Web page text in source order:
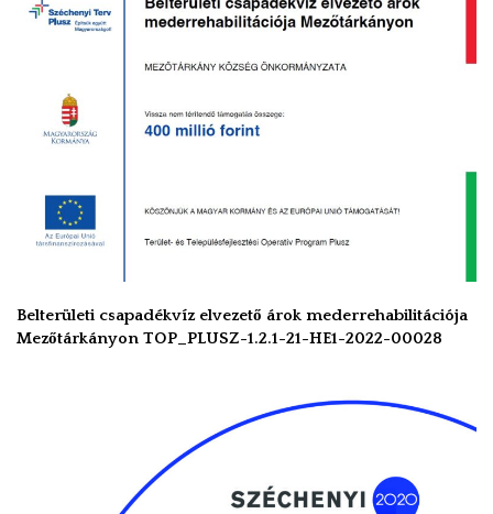
Belterületi csapadékvíz elvezető árok mederrehabilitációja
Mezőtárkányon TOP_PLUSZ-1.2.1-21-HE1-2022-00028